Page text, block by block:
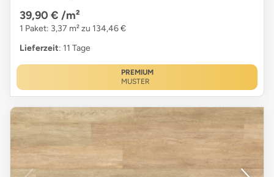
39,90 € /m²
1 Paket: 3,37 m² zu 134,46 €
Lieferzeit: 11 Tage
PREMIUM
MUSTER